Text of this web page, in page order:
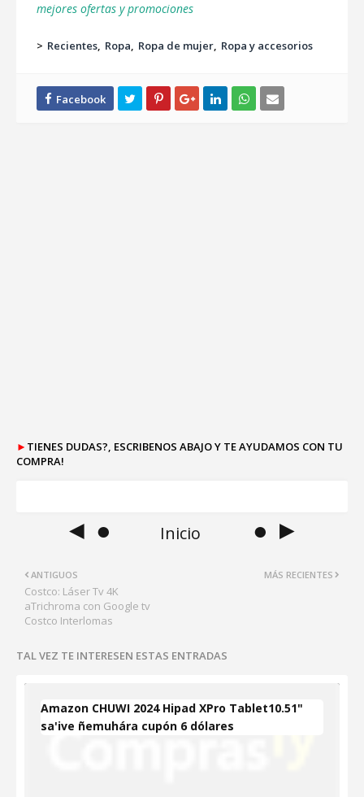
mejores ofertas y promociones
> Recientes Ropa Ropa de mujer Ropa y accesorios
► TIENES DUDAS?, ESCRIBENOS ABAJO Y TE AYUDAMOS CON TU
COMPRA!
◄ ● Inicio ● ►
MÁS RECIENTES
ANTIGUOS
Costco: Láser Tv 4K
aTrichroma con Google tv
Costco Interlomas
TAL VEZ TE INTERESEN ESTAS ENTRADAS
Amazon CHUWI 2024 Hipad XPro Tablet10.51"
sa'ive ñemuhára cupón 6 dólares